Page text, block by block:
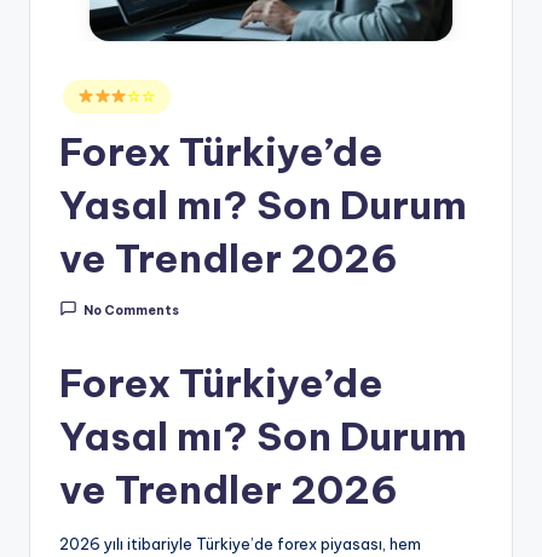
Posted
in
☆☆
Forex Türkiye’de
Yasal mı? Son Durum
ve Trendler 2026
No Comments
Forex Türkiye’de
Yasal mı? Son Durum
ve Trendler 2026
2026 yılı itibariyle Türkiye’de forex piyasası, hem